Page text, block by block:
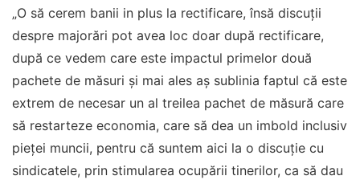
„O să cerem banii in plus la rectificare, însă discuții
despre majorări pot avea loc doar după rectificare,
după ce vedem care este impactul primelor două
pachete de măsuri și mai ales aș sublinia faptul că este
extrem de necesar un al treilea pachet de măsură care
să restarteze economia, care să dea un imbold inclusiv
pieței muncii, pentru că suntem aici la o discuție cu
sindicatele, prin stimularea ocupării tinerilor, ca să dau